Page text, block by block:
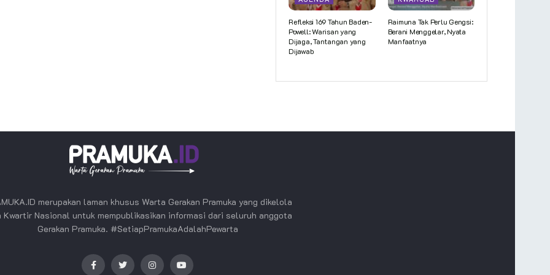
Refleksi 169 Tahun Baden-
Powell: Warisan yang
Dijaga, Tantangan yang
Dijawab
Raimuna Tak Perlu Gengsi:
Berani Menggelar, Nyata
Manfaatnya
merupakan laman khusus Warta Gerakan Pramuka yang dikelola
Kwartir Nasional untuk mempublikasikan informasi dari seluruh anggota
Gerakan Pramuka. #SetiapPramukaAdalahPewarta